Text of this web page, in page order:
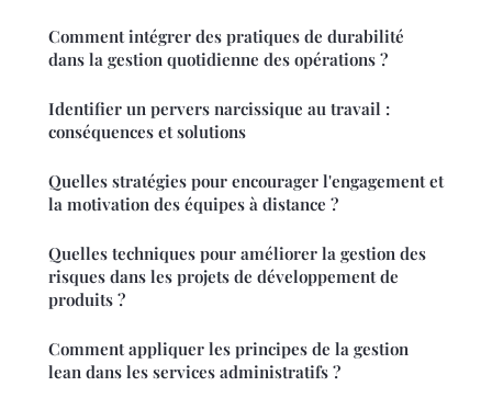
Comment intégrer des pratiques de durabilité
dans la gestion quotidienne des opérations ?
Identifier un pervers narcissique au travail :
conséquences et solutions
Quelles stratégies pour encourager l'engagement et
la motivation des équipes à distance ?
Quelles techniques pour améliorer la gestion des
risques dans les projets de développement de
produits ?
Comment appliquer les principes de la gestion
lean dans les services administratifs ?